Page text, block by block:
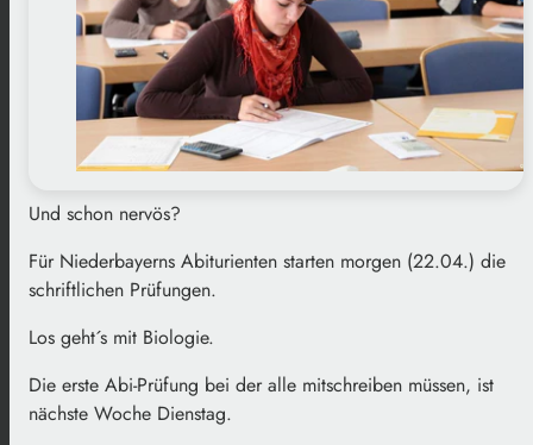
Und schon nervös?
Für Niederbayerns Abiturienten starten morgen (22.04.) die
schriftlichen Prüfungen.
Los geht´s mit Biologie.
Die erste Abi-Prüfung bei der alle mitschreiben müssen, ist
nächste Woche Dienstag.